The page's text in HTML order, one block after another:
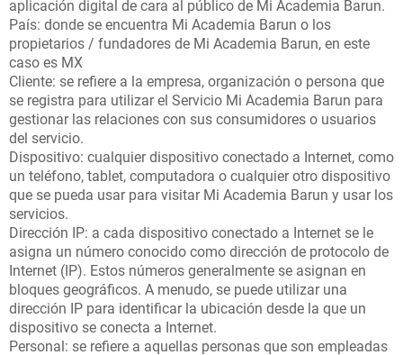
aplicación digital de cara al público de Mi Academia Barun.
País: donde se encuentra Mi Academia Barun o los
propietarios / fundadores de Mi Academia Barun, en este
caso es MX
Cliente: se refiere a la empresa, organización o persona que
se registra para utilizar el Servicio Mi Academia Barun para
gestionar las relaciones con sus consumidores o usuarios
del servicio.
Dispositivo: cualquier dispositivo conectado a Internet, como
un teléfono, tablet, computadora o cualquier otro dispositivo
que se pueda usar para visitar Mi Academia Barun y usar los
servicios.
Dirección IP: a cada dispositivo conectado a Internet se le
asigna un número conocido como dirección de protocolo de
Internet (IP). Estos números generalmente se asignan en
bloques geográficos. A menudo, se puede utilizar una
dirección IP para identificar la ubicación desde la que un
dispositivo se conecta a Internet.
Personal: se refiere a aquellas personas que son empleadas